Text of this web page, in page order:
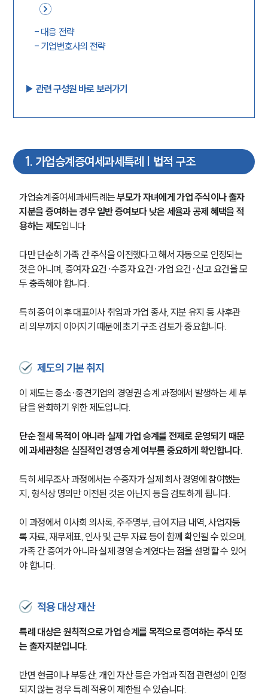
- 대응 전략
- 기업변호사의 전략
▶︎ 관련 구성원 바로 보러가기
1. 가업승계증여세과세특례 | 법적 구조
가업승계증여세과세특례는 부모가 자녀에게 가업 주식이나 출자
지분을 증여하는 경우 일반 증여보다 낮은 세율과 공제 혜택을 적
용하는 제도입니다.
다만 단순히 가족 간 주식을 이전했다고 해서 자동으로 인정되는
것은 아니며, 증여자 요건·수증자 요건·가업 요건·신고 요건을 모
두 충족해야 합니다.
특히 증여 이후 대표이사 취임과 가업 종사, 지분 유지 등 사후관
리 의무까지 이어지기 때문에 초기 구조 검토가 중요합니다.
제도의 기본 취지
이 제도는 중소·중견기업의 경영권 승계 과정에서 발생하는 세 부
담을 완화하기 위한 제도입니다.
단순 절세 목적이 아니라 실제 가업 승계를 전제로 운영되기 때문
에 과세관청은 실질적인 경영 승계 여부를 중요하게 확인합니다.
특히 세무조사 과정에서는 수증자가 실제 회사 경영에 참여했는
지, 형식상 명의만 이전된 것은 아닌지 등을 검토하게 됩니다.
이 과정에서 이사회 의사록, 주주명부, 급여 지급 내역, 사업자등
록 자료, 재무제표, 인사 및 근무 자료 등이 함께 확인될 수 있으며,
가족 간 증여가 아니라 실제 경영 승계였다는 점을 설명할 수 있어
야 합니다.
적용 대상 재산
특례 대상은 원칙적으로 가업 승계를 목적으로 증여하는 주식 또
는 출자지분입니다.
반면 현금이나 부동산, 개인 자산 등은 가업과 직접 관련성이 인정
되지 않는 경우 특례 적용이 제한될 수 있습니다.